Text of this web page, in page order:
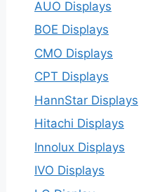
AUO Displays
BOE Displays
CMO Displays
CPT Displays
HannStar Displays
Hitachi Displays
Innolux Displays
IVO Displays